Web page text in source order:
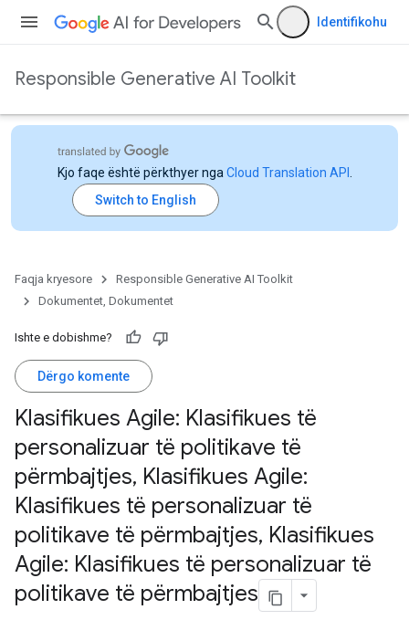
Identifikohu
Responsible Generative AI Toolkit
Kjo faqe është përkthyer nga Cloud Translation API
Faqja kryesore
Responsible Generative AI Toolkit
Dokumentet, Dokumentet
Ishte e dobishme?
Dërgo komente
Klasifikues Agile: Klasifikues të
personalizuar të politikave të
përmbajtjes, Klasifikues Agile:
Klasifikues të personalizuar të
politikave të përmbajtjes, Klasifikues
Agile: Klasifikues të personalizuar të
politikave të përmbajtjes